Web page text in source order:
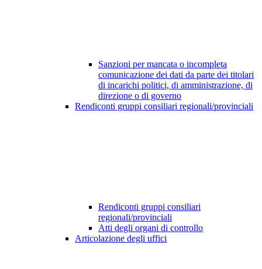
Sanzioni per mancata o incompleta
comunicazione dei dati da parte dei titolari
di incarichi politici, di amministrazione, di
direzione o di governo
Rendiconti gruppi consiliari regionali/provinciali
Rendiconti gruppi consiliari
regionali/provinciali
Atti degli organi di controllo
Articolazione degli uffici